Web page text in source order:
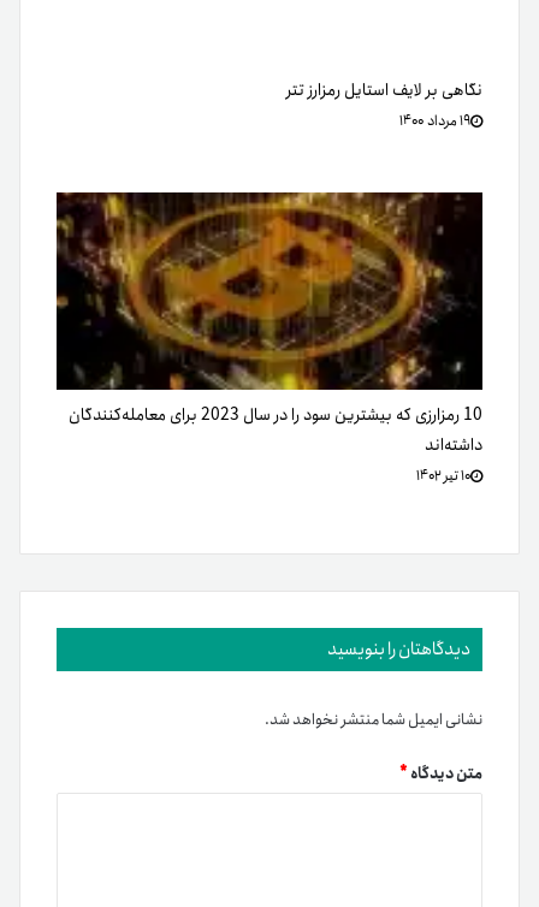
نگاهی بر لایف استایل رمزارز تتر
۱۹ مرداد ۱۴۰۰
10 رمزارزی که بیشترین سود را در سال 2023 برای معامله‌کنندگان
داشته‌اند
۱۰ تیر ۱۴۰۲
دیدگاهتان را بنویسید
نشانی ایمیل شما منتشر نخواهد شد.
متن دیدگاه*